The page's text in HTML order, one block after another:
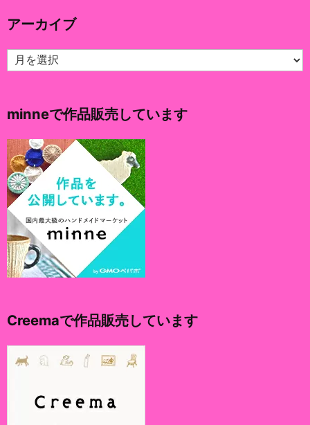
ー
アーカイブ
ア
ー
ブ
minneで作品販売しています
Creemaで作品販売しています